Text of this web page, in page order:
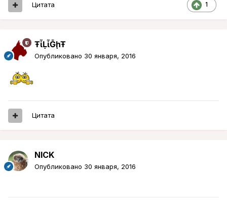
1
Цитата
ŦᾡἷḶἷḠḩŦ
Опубликовано 30 января, 2016
Цитата
NICK
Опубликовано 30 января, 2016